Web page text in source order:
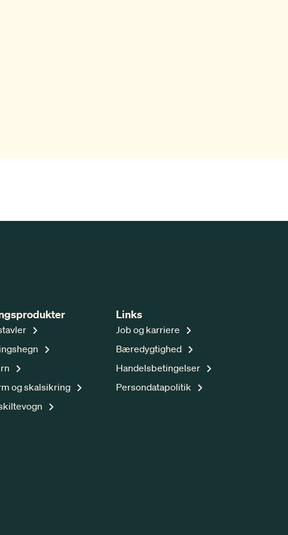
og skalsikring
Links
Job og karriere
Bæredygtighed
Handelsbetingelser
Persondatapolitik